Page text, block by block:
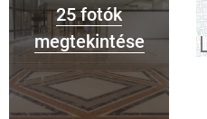
25 fotók
megtekintése